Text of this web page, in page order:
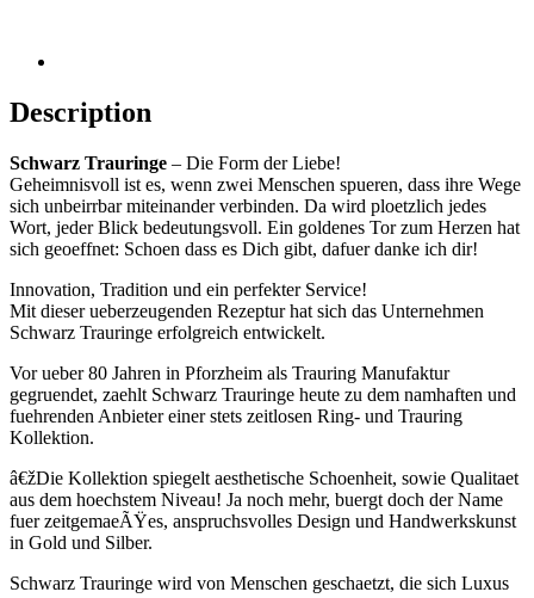
Description
Schwarz Trauringe – Die Form der Liebe!
Geheimnisvoll ist es, wenn zwei Menschen spueren, dass ihre Wege
sich unbeirrbar miteinander verbinden. Da wird ploetzlich jedes
Wort, jeder Blick bedeutungsvoll. Ein goldenes Tor zum Herzen hat
sich geoeffnet: Schoen dass es Dich gibt, dafuer danke ich dir!
Innovation, Tradition und ein perfekter Service!
Mit dieser ueberzeugenden Rezeptur hat sich das Unternehmen
Schwarz Trauringe erfolgreich entwickelt.
Vor ueber 80 Jahren in Pforzheim als Trauring Manufaktur
gegruendet, zaehlt Schwarz Trauringe heute zu dem namhaften und
fuehrenden Anbieter einer stets zeitlosen Ring- und Trauring
Kollektion.
â€žDie Kollektion spiegelt aesthetische Schoenheit, sowie Qualitaet
aus dem hoechstem Niveau! Ja noch mehr, buergt doch der Name
fuer zeitgemaeÃŸes, anspruchsvolles Design und Handwerkskunst
in Gold und Silber.
Schwarz Trauringe wird von Menschen geschaetzt, die sich Luxus